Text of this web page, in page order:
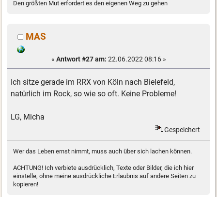
Den größten Mut erfordert es den eigenen Weg zu gehen
MAS
« Antwort #27 am: 22.06.2022 08:16 »
Ich sitze gerade im RRX von Köln nach Bielefeld,
natürlich im Rock, so wie so oft. Keine Probleme!
LG, Micha
Gespeichert
Wer das Leben ernst nimmt, muss auch über sich lachen können.
ACHTUNG! Ich verbiete ausdrücklich, Texte oder Bilder, die ich hier
einstelle, ohne meine ausdrückliche Erlaubnis auf andere Seiten zu
kopieren!